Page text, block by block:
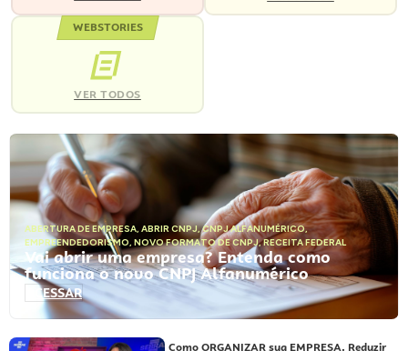
WEBSTORIES
VER TODOS
ABERTURA DE EMPRESA, ABRIR CNPJ,CNPJ ALFANUMÉRICO,
EMPREENDEDORISMO, NOVO FORMATO DE CNPJ,RECEITA FEDERAL
Vai abrir uma empresa? Entenda como
funciona o novo CNPJ Alfanumérico
ACESSAR
Como ORGANIZAR sua EMPRESA. Reduzir